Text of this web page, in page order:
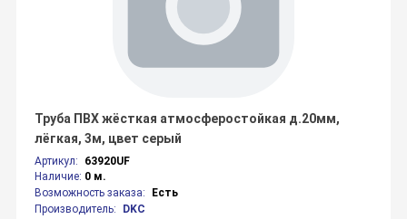
Артикул:
63920UF
Наличие: 0 м.
Возможность заказа:
Есть
Производитель:
DKC
Труба ПВХ жёсткая атмосферостойкая д.20мм,
лёгкая, 3м, цвет серый